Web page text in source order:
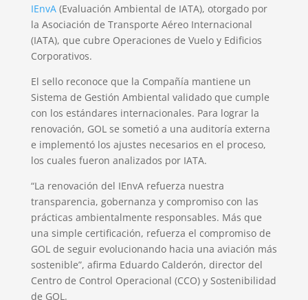
IEnvA(Evaluación Ambiental de IATA), otorgado por
la Asociación de Transporte Aéreo Internacional
(IATA), que cubre Operaciones de Vuelo y Edificios
Corporativos.
El sello reconoce que la Compañía mantiene un
Sistema de Gestión Ambiental validado que cumple
con los estándares internacionales. Para lograr la
renovación, GOL se sometió a una auditoría externa
e implementó los ajustes necesarios en el proceso,
los cuales fueron analizados por IATA.
“La renovación del IEnvA refuerza nuestra
transparencia, gobernanza y compromiso con las
prácticas ambientalmente responsables. Más que
una simple certificación, refuerza el compromiso de
GOL de seguir evolucionando hacia una aviación más
sostenible”, afirma Eduardo Calderón, director del
Centro de Control Operacional (CCO) y Sostenibilidad
de GOL.